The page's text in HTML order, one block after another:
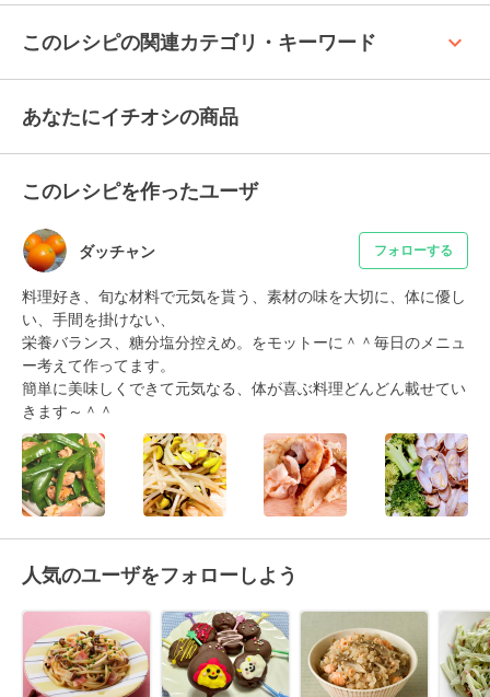
このレシピの関連カテゴリ・キーワード keyboard_arrow_up
あなたにイチオシの商品
このレシピを作ったユーザ
ダッチャン フォローする
料理好き、旬な材料で元気を貰う、素材の味を大切に、体に優し
い、手間を掛けない、
栄養バランス、糖分塩分控えめ。をモットーに＾＾毎日のメニュ
ー考えて作ってます。
簡単に美味しくできて元気なる、体が喜ぶ料理どんどん載せてい
きます～＾＾
人気のユーザをフォローしよう